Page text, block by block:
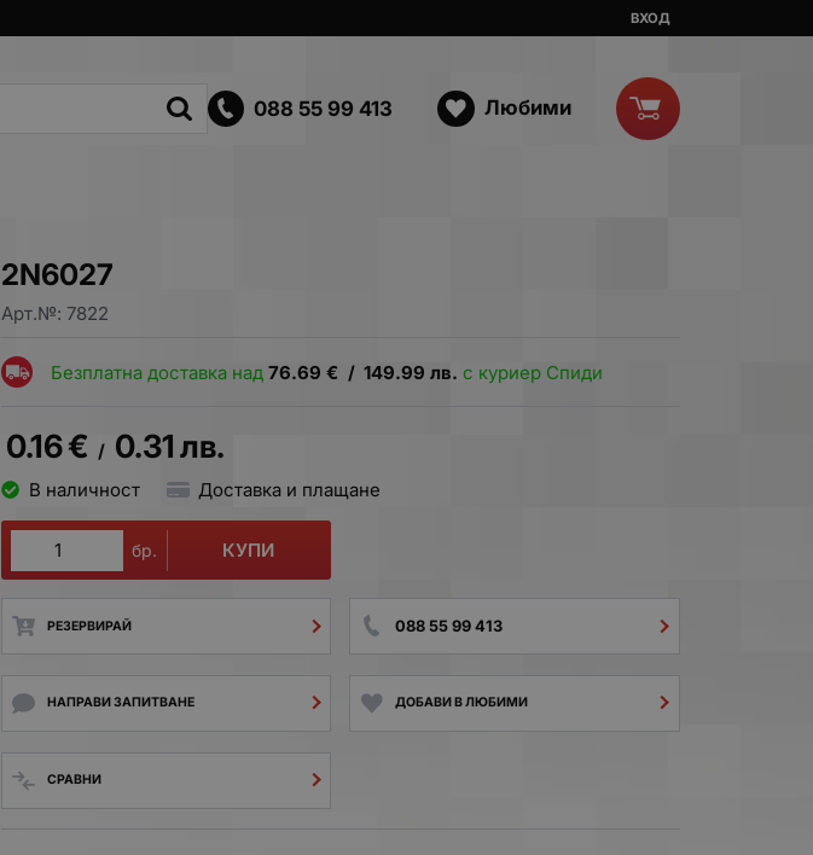
ВХОД
088 55 99 413 Любими
2N6027
Арт.№: 7822
Безплатна доставка над76.69 € / 149.99 лв. с куриер Спиди
0.16€ / 0.31лв.
В наличност Доставка и плащане
бр. КУПИ
РЕЗЕРВИРАЙ 088 55 99 413
НАПРАВИ ЗАПИТВАНЕ ДОБАВИ В ЛЮБИМИ
СРАВНИ